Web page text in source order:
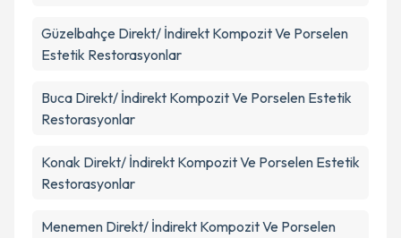
Güzelbahçe Direkt/ İndirekt Kompozit Ve Porselen
Estetik Restorasyonlar
Buca Direkt/ İndirekt Kompozit Ve Porselen Estetik
Restorasyonlar
Konak Direkt/ İndirekt Kompozit Ve Porselen Estetik
Restorasyonlar
Menemen Direkt/ İndirekt Kompozit Ve Porselen